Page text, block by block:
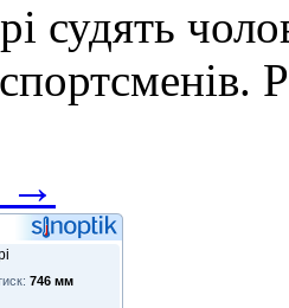
судять
→
746 мм